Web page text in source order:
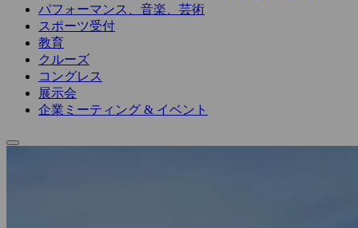
パフォーマンス、音楽、芸術
スポーツ受付
教育
クルーズ
コングレス
展示会
企業ミーティング & イベント